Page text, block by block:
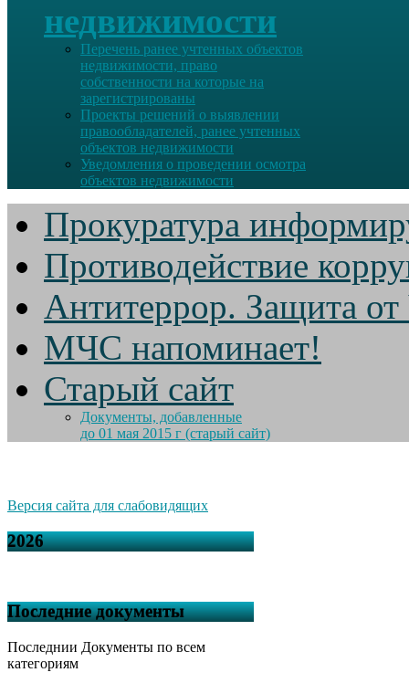
недвижимости
Перечень ранее учтенных объектов
недвижимости, право
собственности на которые на
зарегистрированы
Проекты решений о выявлении
правообладателей, ранее учтенных
объектов недвижимости
Уведомления о проведении осмотра
объектов недвижимости
Прокуратура
Противодействие
Антитеррор. Защита
МЧС напоминает!
Старый сайт
Документы, добавленные
до 01 мая 2015 г (старый сайт)
Версия сайта для слабовидящих
2026
Последние документы
Последнии Документы по всем
категориям